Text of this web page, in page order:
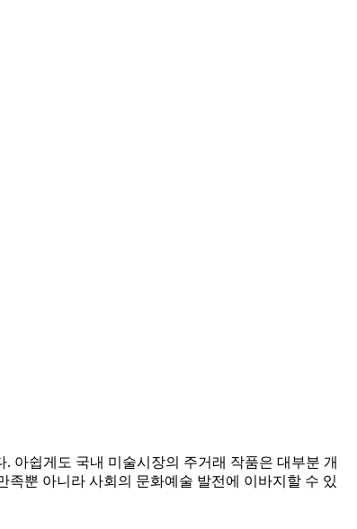
아쉽게도 국내 미술시장의 주거래 작품은 대부분 개
뿐 아니라 사회의 문화예술 발전에 이바지할 수 있